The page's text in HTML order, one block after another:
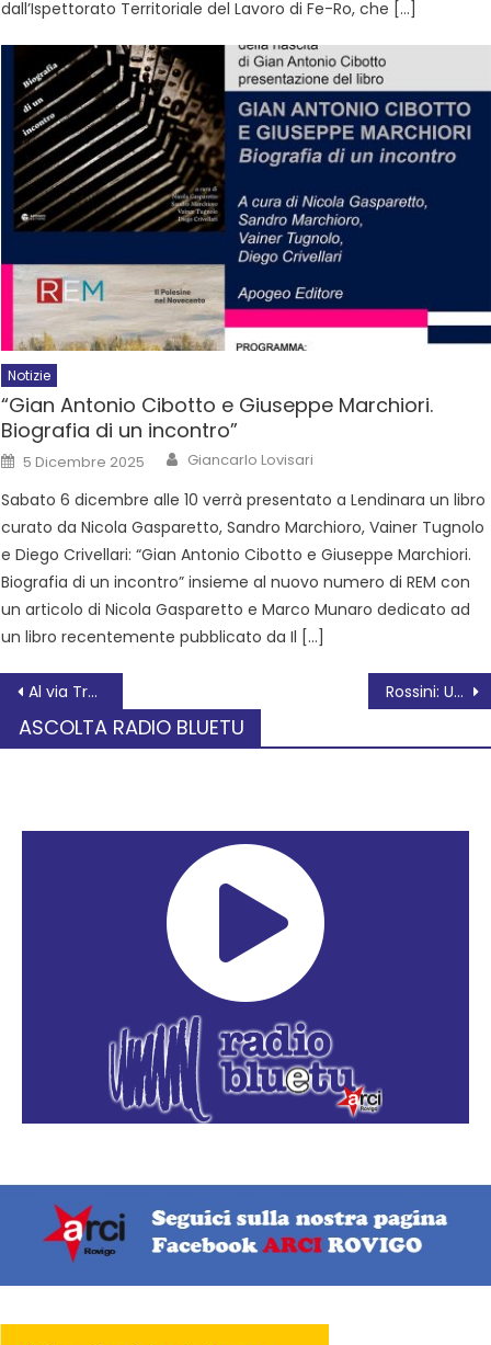
dall’Ispettorato Territoriale del Lavoro di Fe-Ro, che […]
Notizie
“Gian Antonio Cibotto e Giuseppe Marchiori.
Biografia di un incontro”
5 Dicembre 2025 Giancarlo Lovisari
Sabato 6 dicembre alle 10 verrà presentato a Lendinara un libro
curato da Nicola Gasparetto, Sandro Marchioro, Vainer Tugnolo
e Diego Crivellari: “Gian Antonio Cibotto e Giuseppe Marchiori.
Biografia di un incontro” insieme al nuovo numero di REM con
un articolo di Nicola Gasparetto e Marco Munaro dedicato ad
un libro recentemente pubblicato da Il […]
Al via Tra ville e giardini 2025, XXVI edizione Rossini: Una visione chiara per la sicurezza e il decoro
ASCOLTA RADIO BLUETU